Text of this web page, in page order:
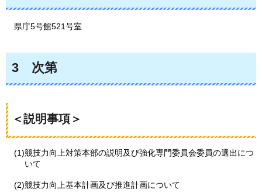
県庁5号館521号室
3 次第
＜説明事項＞
(1)競技力向上対策本部の説明及び強化専門委員会委員の選出につ
いて
​​(2)競技力向上基本計画及び推進計画について